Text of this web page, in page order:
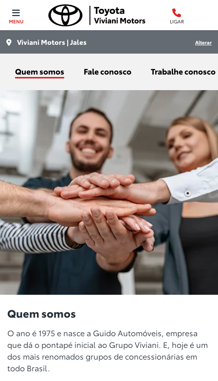
MENU LIGAR
Viviani Motors | Jales Alterar
Quem somos Fale conosco Trabalhe conosco
Quem somos
O ano é 1975 e nasce a Guido Automóveis, empresa
que dá o pontapé inicial ao Grupo Viviani. E, hoje é um
dos mais renomados grupos de concessionárias em
todo Brasil.